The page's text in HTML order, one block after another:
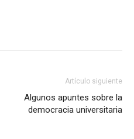
Artículo siguiente
Algunos apuntes sobre la
democracia universitaria